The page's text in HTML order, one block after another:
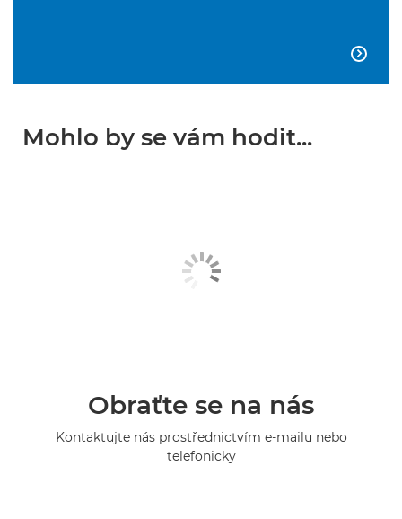

Mohlo by se vám hodit...
Obraťte se na nás
Kontaktujte nás prostřednictvím e-mailu nebo
telefonicky